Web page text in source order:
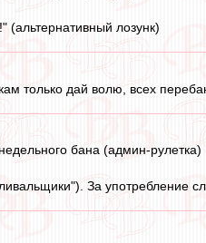
лозунк)
только дай волю, всех
бана (админ-рулетка)
За употребление